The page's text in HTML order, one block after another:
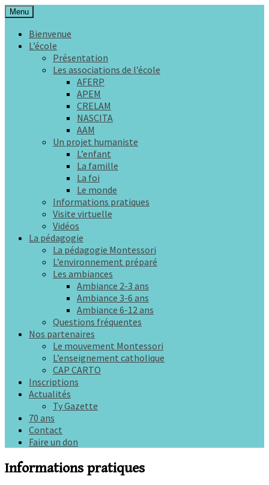
Aller
contenu
principal
École Maria Montessori Rennes
L'éducation comme une aide à la vie
Menu
Bienvenue
L’école
Présentation
Les associations de l’école
AFERP
APEM
CRELAM
NASCITA
AAM
Un projet humaniste
L’enfant
La famille
La foi
Le monde
Informations pratiques
Visite virtuelle
Vidéos
La pédagogie
La pédagogie Montessori
L’environnement préparé
Les ambiances
Ambiance 2-3 ans
Ambiance 3-6 ans
Ambiance 6-12 ans
Questions fréquentes
Nos partenaires
Le mouvement Montessori
L’enseignement catholique
CAP CARTO
Inscriptions
Actualités
Ty Gazette
70 ans
Contact
Faire un don
Informations pratiques